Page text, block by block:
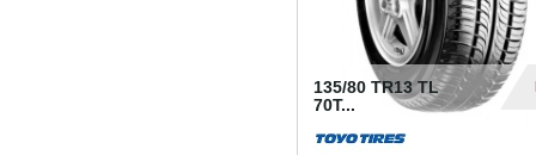
135/80 TR13 TL
70T...